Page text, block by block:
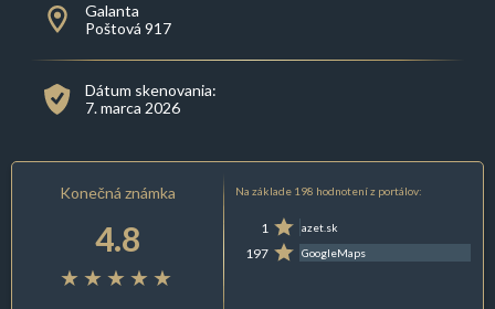
Galanta
Poštová 917
Dátum skenovania:
7. marca 2026
Konečná známka
4.8
Na základe 198 hodnotení z portálov:
1 azet.sk
197 GoogleMaps